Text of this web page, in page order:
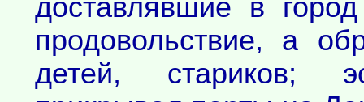
доставлявшие в
продовольствие, а
детей, стариков;